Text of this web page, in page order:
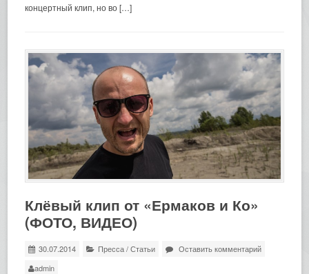
концертный клип, но во […]
Клёвый клип от «Ермаков и Ко»
(ФОТО, ВИДЕО)
30.07.2014 Пресса/Статьи
Оставить комментарий
admin